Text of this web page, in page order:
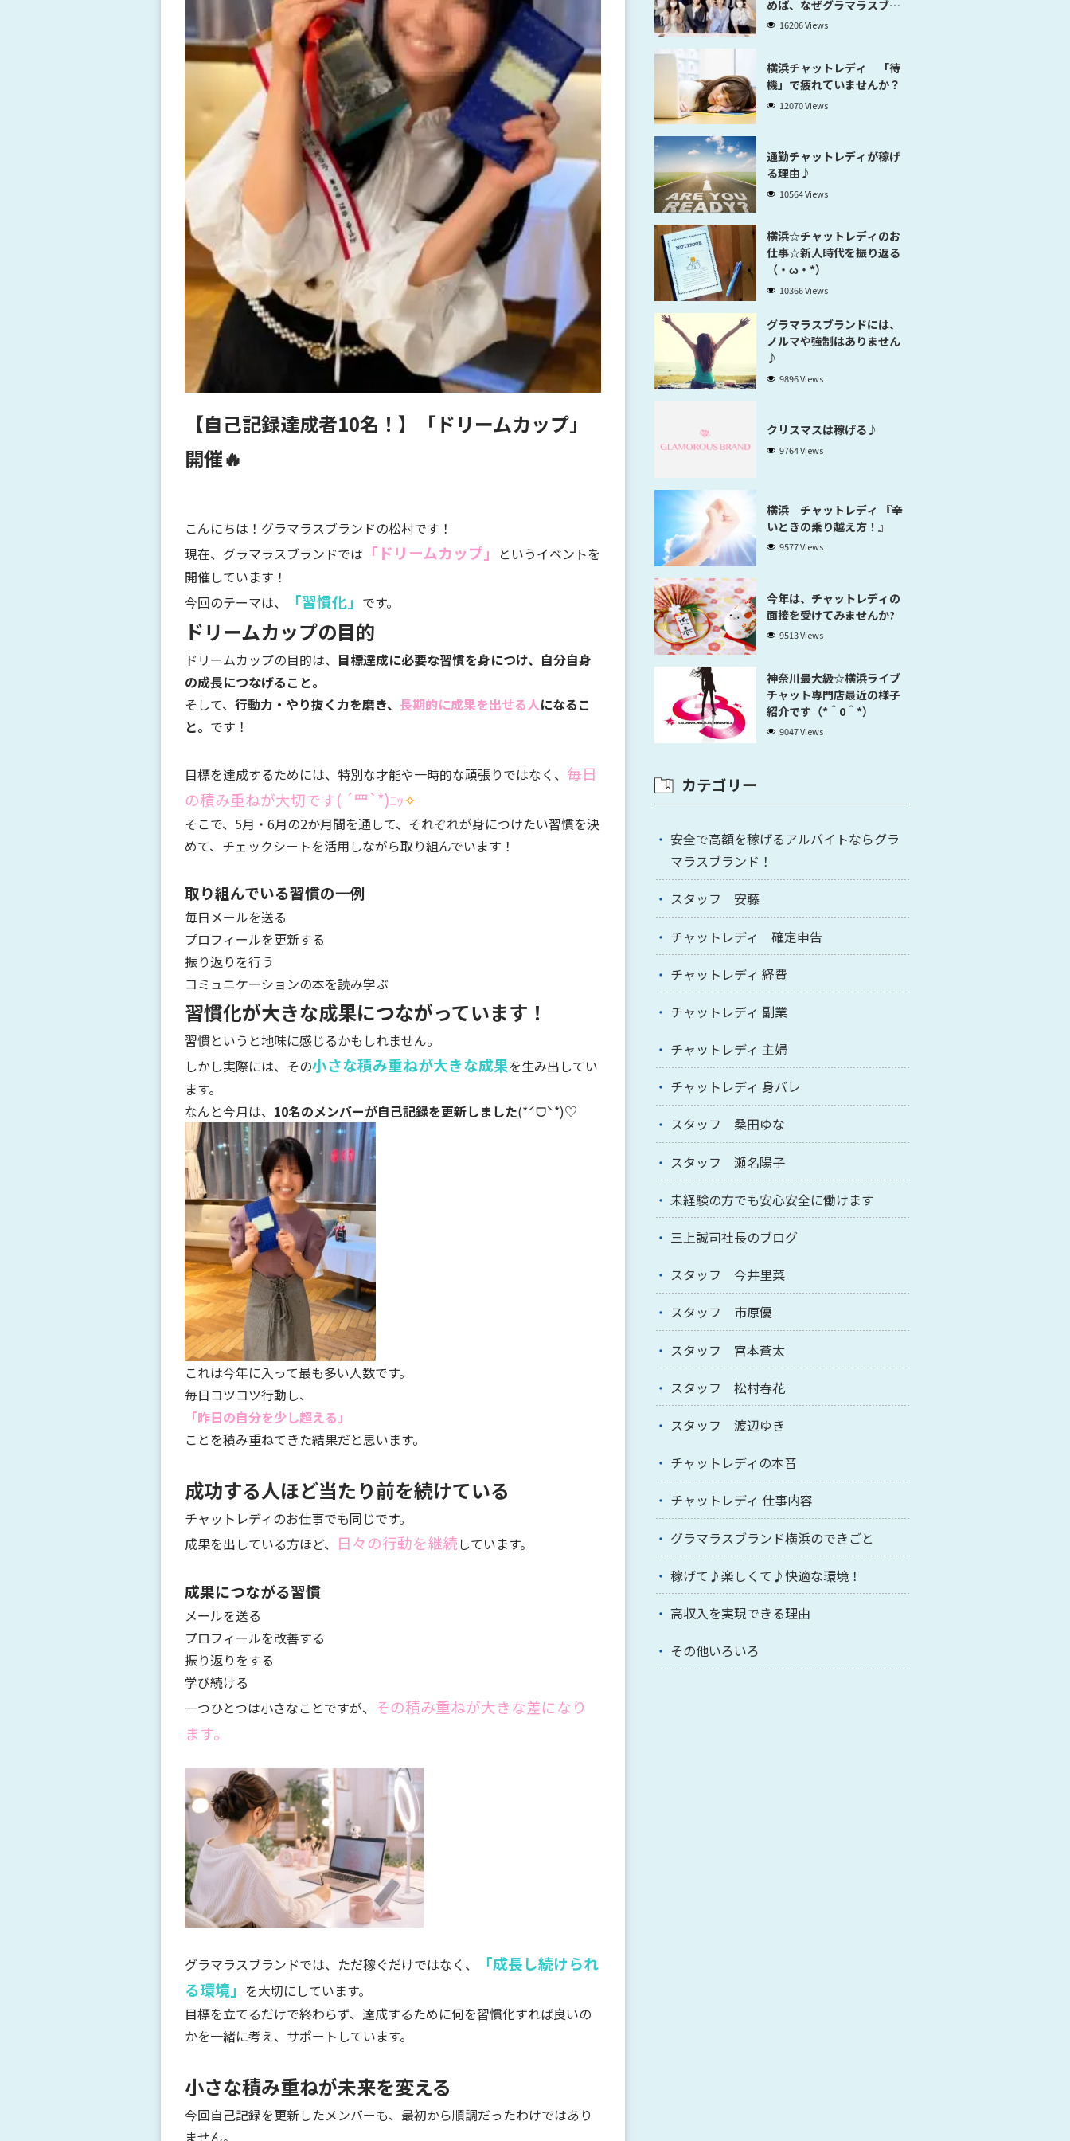
【自己記録達成者10名！】「ドリームカップ」
開催🔥
こんにちは！グラマラスブランドの松村です！
現在、グラマラスブランドでは 「ドリームカップ」
というイベントを
開催しています！
今回のテーマは、
「習慣化」 です。
ドリームカップの目的
ドリームカップの目的は、 目標達成に必要な習慣を身につけ、自分自身
の成長につなげること。
そして、 行動力・やり抜く力を磨き、 長期的に成果を出せる人になるこ
と。 です！
目標を達成するためには、特別な才能や一時的な頑張りではなく、 毎日
の積み重ねが大切です( ´罒`*)ﾆｯ✧
そこで、5月・6月の2か月間を通して、それぞれが身につけたい習慣を決
めて、チェックシートを活用しながら取り組んでいます！
取り組んでいる習慣の一例
毎日メールを送る
プロフィールを更新する
振り返りを行う
コミュニケーションの本を読み学ぶ
習慣化が大きな成果につながっています！
習慣というと地味に感じるかもしれません。
しかし実際には、その小さな積み重ねが大きな成果を生み出してい
ます。
なんと今月は、 10名のメンバーが自己記録を更新しました(*ˊᗜˋ*)♡
これは今年に入って最も多い人数です。
毎日コツコツ行動し、
「昨日の自分を少し超える」
ことを積み重ねてきた結果だと思います。
成功する人ほど当たり前を続けている
チャットレディのお仕事でも同じです。
成果を出している方ほど、 日々の行動を継続しています。
成果につながる習慣
メールを送る
プロフィールを改善する
振り返りをする
学び続ける
一つひとつは小さなことですが、 その積み重ねが大きな差になり
ます。
グラマラスブランドでは、ただ稼ぐだけではなく、
「成長し続けられ
る環境」 を大切にしています。
目標を立てるだけで終わらず、達成するために何を習慣化すれば良いの
かを一緒に考え、サポートしています。
小さな積み重ねが未来を変える
今回自己記録を更新したメンバーも、最初から順調だったわけではあり
ません。
めば、なぜグラマラスブラ
ンド横浜だと稼げるのかが
16206 Views
横浜チャットレディ 「待
機」で疲れていませんか？
12070 Views
通勤チャットレディが稼げ
る理由♪
10564 Views
横浜☆チャットレディのお
仕事☆新人時代を振り返る
（・ω・*）
10366 Views
グラマラスブランドには、
ノルマや強制はありません
♪
9896 Views
クリスマスは稼げる♪
9764 Views
横浜 チャットレディ 『辛
いときの乗り越え方！』
9577 Views
今年は、チャットレディの
面接を受けてみませんか?
9513 Views
神奈川最大級☆横浜ライブ
チャット専門店最近の様子
紹介です（*＾0＾*）
9047 Views
カテゴリー
安全で高額を稼げるアルバイトならグラ
マラスブランド！
スタッフ 安藤
チャットレディ 確定申告
チャットレディ 経費
チャットレディ 副業
チャットレディ 主婦
チャットレディ 身バレ
スタッフ 桑田ゆな
スタッフ 瀬名陽子
未経験の方でも安心安全に働けます
三上誠司社長のブログ
スタッフ 今井里菜
スタッフ 市原優
スタッフ 宮本蒼太
スタッフ 松村春花
スタッフ 渡辺ゆき
チャットレディの本音
チャットレディ 仕事内容
グラマラスブランド横浜のできごと
稼げて♪楽しくて♪快適な環境！
高収入を実現できる理由
その他いろいろ